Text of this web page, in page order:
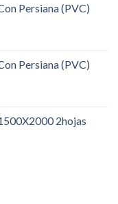
Persiana (PVC)
Persiana (PVC)
2hojas